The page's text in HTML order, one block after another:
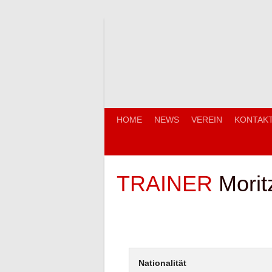
HOME NEWS VEREIN
TRAINER
Nationalität